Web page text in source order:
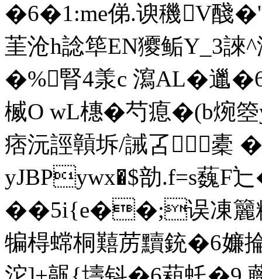
�6�1:me俤.谀穖V醆
茥沧h諗筚EN獿鲘Y_3
�%腎4羕c 瀉AL�邋
楲O wL橞�芍瘜�(b焥
痞沅誙贑坼/誡叾橐
yJBPywx�$勏.f=s蘶F辷
��5i{e��;误凍籭
犏棏蟐桐囏苈黷銃�6嬚